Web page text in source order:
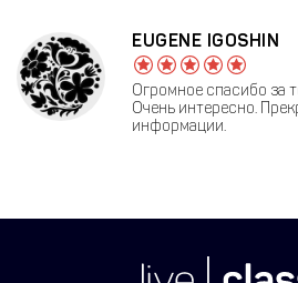
EUGENE IGOSHIN
Огромное спасибо за
Очень интересно.
информации.